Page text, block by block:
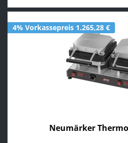
4% Vorkassepreis 1.265,28 €
Neumärker